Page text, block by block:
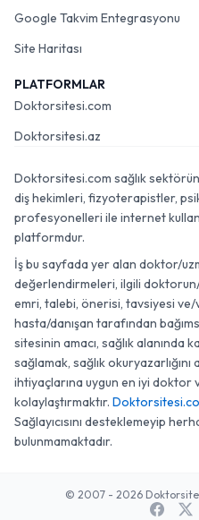
Google Takvim Entegrasyonu
Site Haritası
PLATFORMLAR
Doktorsitesi.com
Doktorsitesi.az
Doktorsitesi.com sağlık
diş hekimleri, fizyoterapistler,
profesyonelleri ile internet
platformdur.
İş bu sayfada yer alan doktor/
değerlendirmeleri, ilgili
emri, talebi, önerisi, tavsiyesi ve/
hasta/danışan tarafından
sitesinin amacı, sağlık alanında
sağlamak, sağlık okuryazarlığını
ihtiyaçlarına uygun en iyi doktor
kolaylaştırmaktır.
Sağlayıcısını desteklemeyip
bulunmamaktadır.
© 2007 - 2026